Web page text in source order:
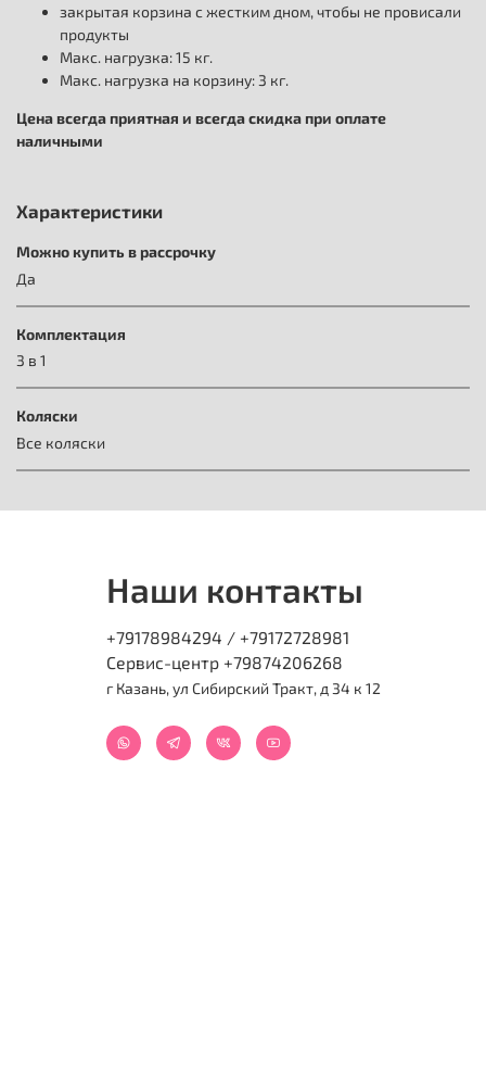
закрытая корзина с жестким дном, чтобы не провисали
продукты
Макс. нагрузка: 15 кг.
Макс. нагрузка на корзину: 3 кг.
Цена всегда приятная и всегда скидка при оплате
наличными
Характеристики
Можно купить в рассрочку
Да
Комплектация
3 в 1
Коляски
Все коляски
Наши контакты
+79178984294 / +79172728981
Сервис-центр +79874206268
г Казань, ул Сибирский Тракт, д 34 к 12